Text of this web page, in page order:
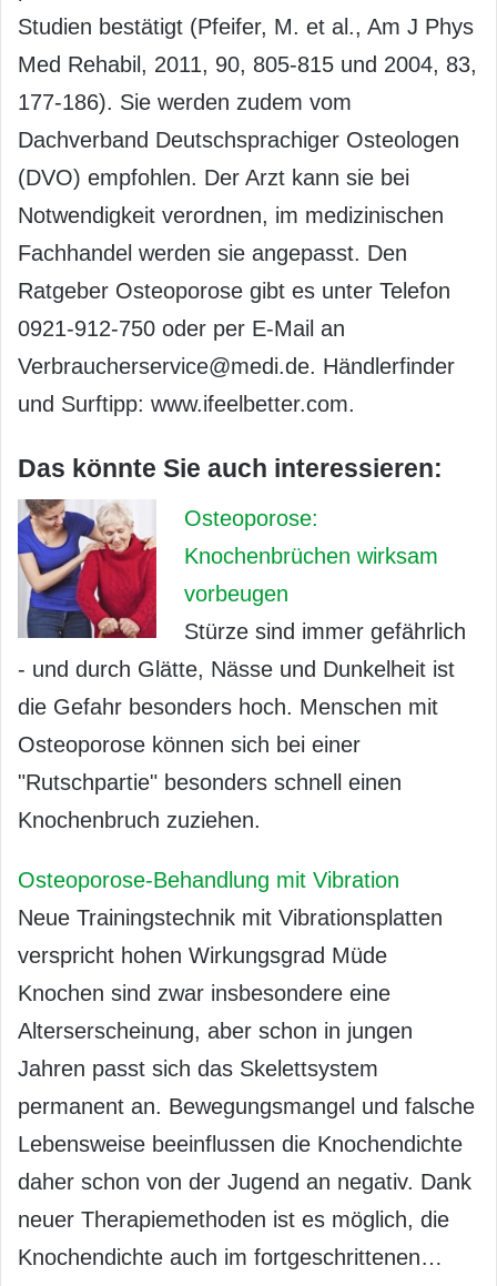
Studien bestätigt (Pfeifer, M. et al., Am J Phys
Med Rehabil, 2011, 90, 805-815 und 2004, 83,
177-186). Sie werden zudem vom
Dachverband Deutschsprachiger Osteologen
(DVO) empfohlen. Der Arzt kann sie bei
Notwendigkeit verordnen, im medizinischen
Fachhandel werden sie angepasst. Den
Ratgeber Osteoporose gibt es unter Telefon
0921-912-750 oder per E-Mail an
Verbraucherservice@medi.de. Händlerfinder
und Surftipp: www.ifeelbetter.com.
Das könnte Sie auch interessieren:
Osteoporose:
Knochenbrüchen wirksam
vorbeugen
Stürze sind immer gefährlich
- und durch Glätte, Nässe und Dunkelheit ist
die Gefahr besonders hoch. Menschen mit
Osteoporose können sich bei einer
"Rutschpartie" besonders schnell einen
Knochenbruch zuziehen.
Osteoporose-Behandlung mit Vibration
Neue Trainingstechnik mit Vibrationsplatten
verspricht hohen Wirkungsgrad Müde
Knochen sind zwar insbesondere eine
Alterserscheinung, aber schon in jungen
Jahren passt sich das Skelettsystem
permanent an. Bewegungsmangel und falsche
Lebensweise beeinflussen die Knochendichte
daher schon von der Jugend an negativ. Dank
neuer Therapiemethoden ist es möglich, die
Knochendichte auch im fortgeschrittenen…